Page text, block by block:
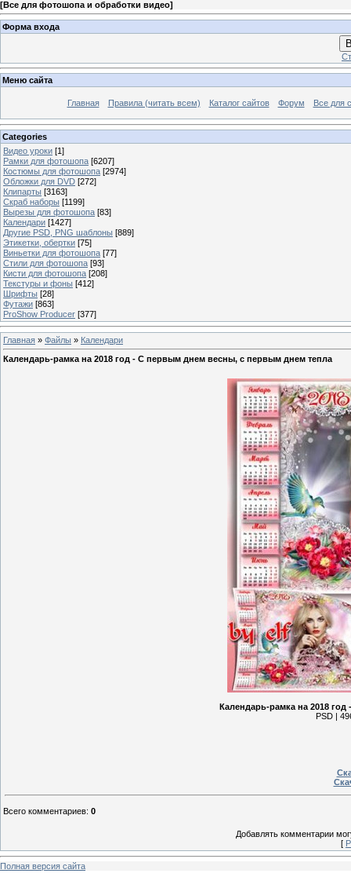
[Все для фотошопа и обработки видео]
Форма входа
Меню сайта
Главная Правила (читать всем) Каталог сайтов Форум Все для
Categories
Видео уроки [1]
Рамки для фотошопа [6207]
Костюмы для фотошопа [2974]
Обложки для DVD [272]
Клипарты [3163]
Скраб наборы [1199]
Вырезы для фотошопа [83]
Календари [1427]
Другие PSD, PNG шаблоны [889]
Этикетки, обертки [75]
Виньетки для фотошопа [77]
Стили для фотошопа [93]
Кисти для фотошопа [208]
Текстуры и фоны [412]
Шрифты [28]
Футажи [863]
ProShow Producer [377]
Главная » Файлы » Календари
Календарь-рамка на 2018 год - С первым днем весны, с первым днем тепла
Календарь-рамка на 2018
PSD |
Всего комментариев: 0
Добавлять комментарии
[
Полная версия сайта